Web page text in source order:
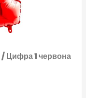
/ Цифра 1 червона